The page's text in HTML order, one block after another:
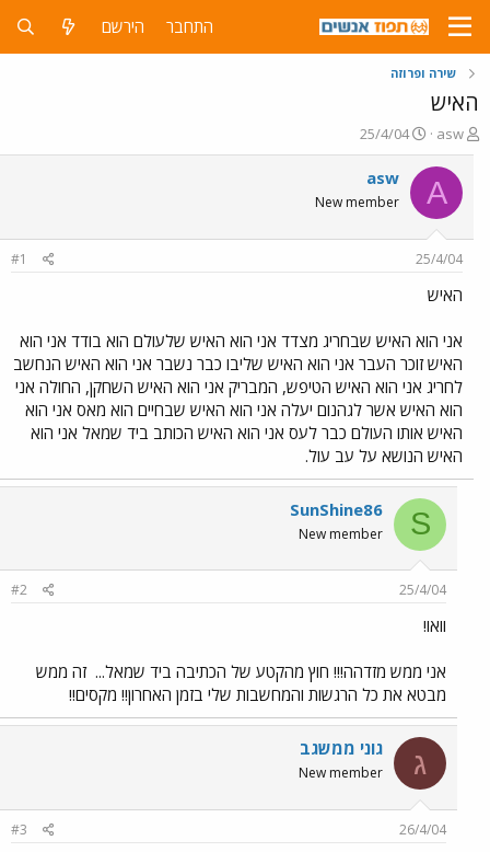
התחבר הירשם
שירה ופרוזה
האיש
פ
ו
ת
ח
ה
ש
א
asw
פ
ו
25/4/04
A
asw
New member
25/4/04
#1
האיש
אני הוא האיש שבחריג מצדד אני הוא האיש שלעולם הוא בודד אני הוא
האיש זוכר העבר אני הוא האיש שליבו כבר נשבר אני הוא האיש הנחשב
לחריג אני הוא האיש הטיפש, המבריק אני הוא האיש השחקן, החולה אני
הוא האיש אשר לגהנום יעלה אני הוא האיש שבחיים הוא מאס אני הוא
האיש אותו העולם כבר לעס אני הוא האיש הכותב ביד שמאל אני הוא
האיש הנושא על עב עול.
S
SunShine86
New member
25/4/04
#2
וואו!
אני ממש מזדהה!!! חוץ מהקטע של הכתיבה ביד שמאל... זה ממש
מבטא את כל הרגשות והמחשבות שלי בזמן האחרון!! מקסים!!
ג גוני ממשגב
New member
26/4/04
#3